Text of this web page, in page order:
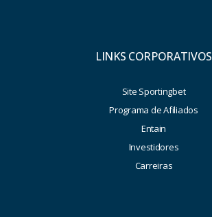
LINKS CORPORATIVOS
Site Sportingbet
Programa de Afiliados
Entain
Investidores
Carreiras